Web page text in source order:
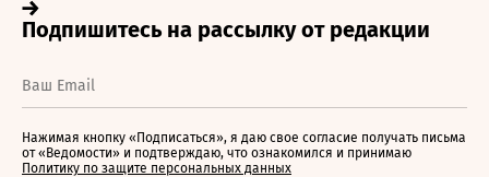
Нажимая кнопку «Подписаться», я даю свое согласие получать письма
от «Ведомости» и подтверждаю, что ознакомился и принимаю
Политику по защите персональных данных